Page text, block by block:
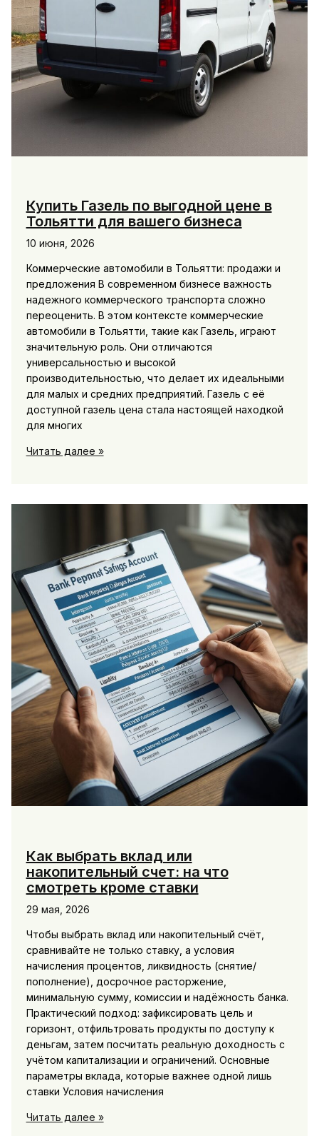
Купить Газель по выгодной цене в
Тольятти для вашего бизнеса
10 июня, 2026
Коммерческие автомобили в Тольятти: продажи и
предложения В современном бизнесе важность
надежного коммерческого транспорта сложно
переоценить. В этом контексте коммерческие
автомобили в Тольятти, такие как Газель, играют
значительную роль. Они отличаются
универсальностью и высокой
производительностью, что делает их идеальными
для малых и средних предприятий. Газель с её
доступной газель цена стала настоящей находкой
для многих
Купить
вашего
бизнеса
Читать далее »
Как выбрать вклад или
накопительный счет: на что
смотреть кроме ставки
29 мая, 2026
Чтобы выбрать вклад или накопительный счёт,
сравнивайте не только ставку, а условия
начисления процентов, ликвидность (снятие/
пополнение), досрочное расторжение,
минимальную сумму, комиссии и надёжность банка.
Практический подход: зафиксировать цель и
горизонт, отфильтровать продукты по доступу к
деньгам, затем посчитать реальную доходность с
учётом капитализации и ограничений. Основные
параметры вклада, которые важнее одной лишь
ставки Условия начисления
Как
Читать далее »